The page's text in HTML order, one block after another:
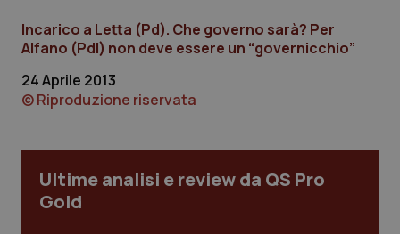
Lettere al direttore
Edizioni Regionali
QS Pro
Professionisti Sanitari.AI
Incarico a Letta (Pd). Che governo sarà? Per
Alfano (Pdl) non deve essere un “governicchio”
24 Aprile 2013
© Riproduzione riservata
Ultime analisi e review da QS Pro
Gold